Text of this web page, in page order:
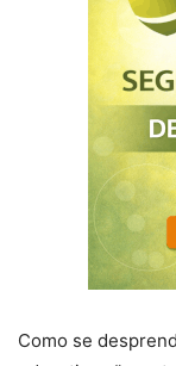
Como se